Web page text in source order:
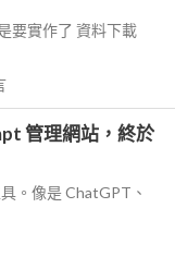
要實作了 資料下載
管理網站，終於
。像是 ChatGPT、